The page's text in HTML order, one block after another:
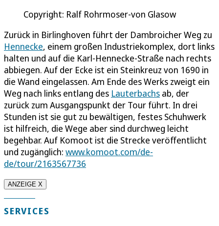
Copyright: Ralf Rohrmoser-von Glasow
Zurück in Birlinghoven führt der Dambroicher Weg zu
Hennecke, einem großen Industriekomplex, dort links
halten und auf die Karl-Hennecke-Straße nach rechts
abbiegen. Auf der Ecke ist ein Steinkreuz von 1690 in
die Wand eingelassen. Am Ende des Werks zweigt ein
Weg nach links entlang des Lauterbachs ab, der
zurück zum Ausgangspunkt der Tour führt. In drei
Stunden ist sie gut zu bewältigen, festes Schuhwerk
ist hilfreich, die Wege aber sind durchweg leicht
begehbar. Auf Komoot ist die Strecke veröffentlicht
und zugänglich: www.komoot.com/de-
de/tour/2163567736
ANZEIGE X
SERVICES